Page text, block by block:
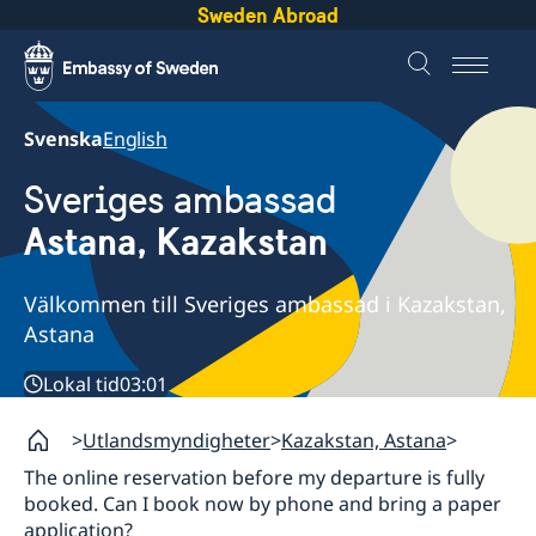
Sweden Abroad
SvenskaEnglish
Sveriges ambassad
Astana, Kazakstan
Välkommen till Sveriges ambassad i Kazakstan,
Astana
Lokal tid03:01
Utlandsmyndigheter Kazakstan, Astana
The online reservation before my departure is fully
booked. Can I book now by phone and bring a paper
application?